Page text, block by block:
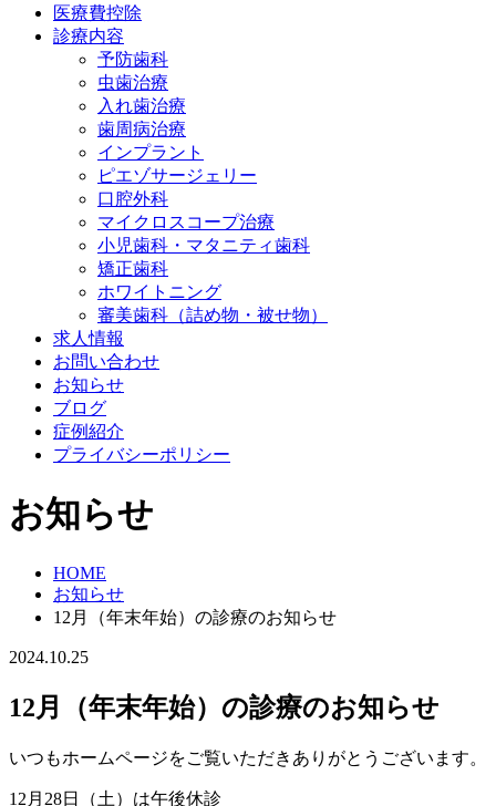
医療費控除
診療内容
予防歯科
虫歯治療
入れ歯治療
歯周病治療
インプラント
ピエゾサージェリー
口腔外科
マイクロスコープ治療
小児歯科・マタニティ歯科
矯正歯科
ホワイトニング
審美歯科（詰め物・被せ物）
求人情報
お問い合わせ
お知らせ
ブログ
症例紹介
プライバシーポリシー
お知らせ
HOME
お知らせ
12月（年末年始）の診療のお知らせ
2024.10.25
12月（年末年始）の診療のお知らせ
いつもホームページをご覧いただきありがとうございます。
12月28日（土）は午後休診